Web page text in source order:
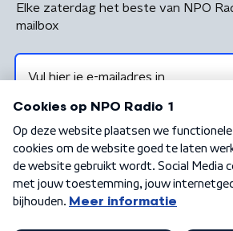
Elke zaterdag het beste van NPO
mailbox
Algemene voorwaarden